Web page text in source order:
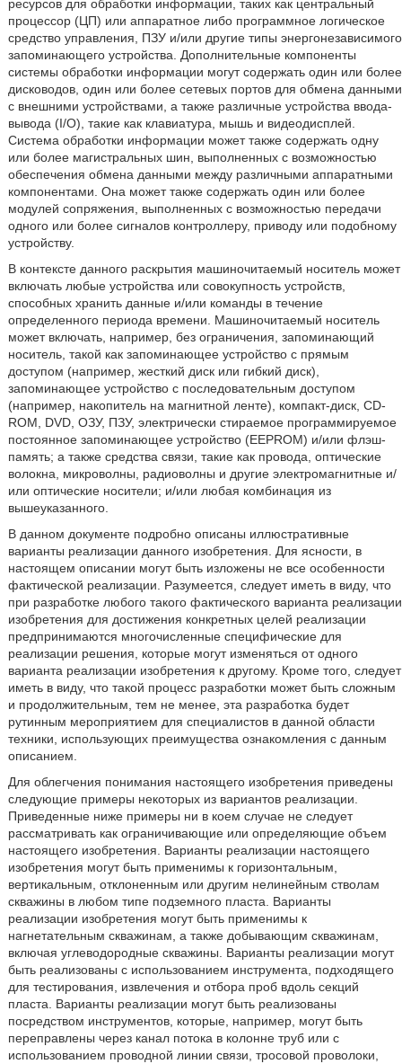
ресурсов для обработки информации, таких как центральный
процессор (ЦП) или аппаратное либо программное логическое
средство управления, ПЗУ и/или другие типы энергонезависимого
запоминающего устройства. Дополнительные компоненты
системы обработки информации могут содержать один или более
дисководов, один или более сетевых портов для обмена данными
с внешними устройствами, а также различные устройства ввода-
вывода (I/O), такие как клавиатура, мышь и видеодисплей.
Система обработки информации может также содержать одну
или более магистральных шин, выполненных с возможностью
обеспечения обмена данными между различными аппаратными
компонентами. Она может также содержать один или более
модулей сопряжения, выполненных с возможностью передачи
одного или более сигналов контроллеру, приводу или подобному
устройству.
В контексте данного раскрытия машиночитаемый носитель может
включать любые устройства или совокупность устройств,
способных хранить данные и/или команды в течение
определенного периода времени. Машиночитаемый носитель
может включать, например, без ограничения, запоминающий
носитель, такой как запоминающее устройство с прямым
доступом (например, жесткий диск или гибкий диск),
запоминающее устройство с последовательным доступом
(например, накопитель на магнитной ленте), компакт-диск, CD-
ROM, DVD, ОЗУ, ПЗУ, электрически стираемое программируемое
постоянное запоминающее устройство (EEPROM) и/или флэш-
память; а также средства связи, такие как провода, оптические
волокна, микроволны, радиоволны и другие электромагнитные и/
или оптические носители; и/или любая комбинация из
вышеуказанного.
В данном документе подробно описаны иллюстративные
варианты реализации данного изобретения. Для ясности, в
настоящем описании могут быть изложены не все особенности
фактической реализации. Разумеется, следует иметь в виду, что
при разработке любого такого фактического варианта реализации
изобретения для достижения конкретных целей реализации
предпринимаются многочисленные специфические для
реализации решения, которые могут изменяться от одного
варианта реализации изобретения к другому. Кроме того, следует
иметь в виду, что такой процесс разработки может быть сложным
и продолжительным, тем не менее, эта разработка будет
рутинным мероприятием для специалистов в данной области
техники, использующих преимущества ознакомления с данным
описанием.
Для облегчения понимания настоящего изобретения приведены
следующие примеры некоторых из вариантов реализации.
Приведенные ниже примеры ни в коем случае не следует
рассматривать как ограничивающие или определяющие объем
настоящего изобретения. Варианты реализации настоящего
изобретения могут быть применимы к горизонтальным,
вертикальным, отклоненным или другим нелинейным стволам
скважины в любом типе подземного пласта. Варианты
реализации изобретения могут быть применимы к
нагнетательным скважинам, а также добывающим скважинам,
включая углеводородные скважины. Варианты реализации могут
быть реализованы с использованием инструмента, подходящего
для тестирования, извлечения и отбора проб вдоль секций
пласта. Варианты реализации могут быть реализованы
посредством инструментов, которые, например, могут быть
переправлены через канал потока в колонне труб или с
использованием проводной линии связи, тросовой проволоки,